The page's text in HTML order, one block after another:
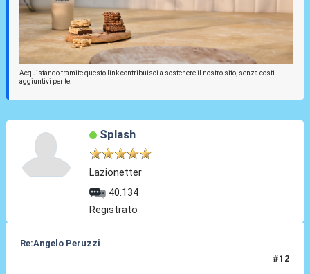
Acquistando tramite questo link contribuisci a sostenere il nostro sito, senza costi
aggiuntivi per te.
Splash
Lazionetter
40.134
Registrato
Re:Angelo Peruzzi
#12